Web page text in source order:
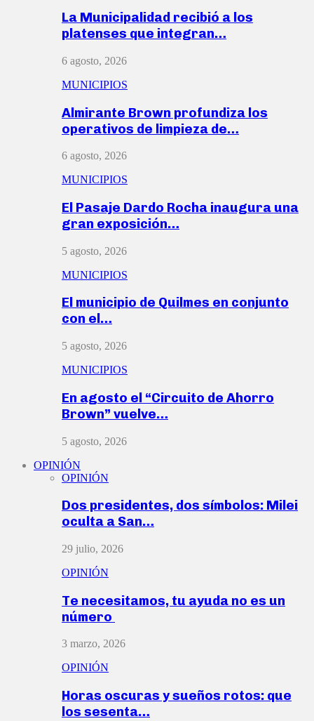
La Municipalidad recibió a los
platenses que integran…
6 agosto, 2026
MUNICIPIOS
Almirante Brown profundiza los
operativos de limpieza de…
6 agosto, 2026
MUNICIPIOS
El Pasaje Dardo Rocha inaugura una
gran exposición…
5 agosto, 2026
MUNICIPIOS
El municipio de Quilmes en conjunto
con el…
5 agosto, 2026
MUNICIPIOS
En agosto el “Circuito de Ahorro
Brown” vuelve…
5 agosto, 2026
OPINIÓN
OPINIÓN
Dos presidentes, dos símbolos: Milei
oculta a San…
29 julio, 2026
OPINIÓN
Te necesitamos, tu ayuda no es un
número
3 marzo, 2026
OPINIÓN
Horas oscuras y sueños rotos: que
los sesenta…